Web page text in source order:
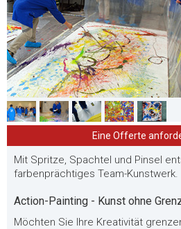
Eine Offerte
Mit Spritze, Spachtel und Pinsel
farbenprächtiges Team-Kunstwerk.
Action-Painting - Kunst ohne
Möchten Sie Ihre Kreativität